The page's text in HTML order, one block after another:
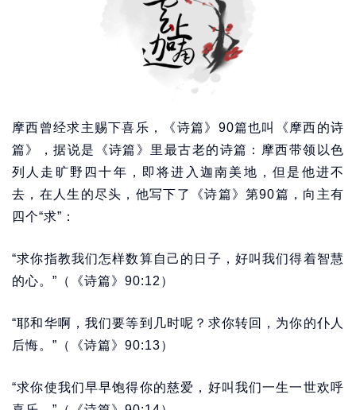
摩西曾经求主赐下喜乐，《诗篇》90篇也叫《摩西的诗
篇》，据说是《诗篇》里最古老的诗篇：摩西带领以色
列人走旷野四十年，即将进入迦南美地，但是他进不
去，在人生的尽头，他写下了《诗篇》第90篇，向主有
四个“求”：
“求你指教我们怎样数算自己的日子，好叫我们得着智慧
的心。”（《诗篇》90:12）
“耶和华啊，我们要等到几时呢？求你转回，为你的仆人
后悔。”（《诗篇》90:13）
“求你使我们早早饱得你的慈爱，好叫我们一生一世欢呼